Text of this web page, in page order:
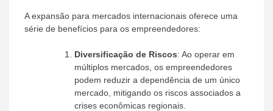
A expansão para mercados internacionais oferece uma
série de benefícios para os empreendedores:
Diversificação de Riscos: Ao operar em
múltiplos mercados, os empreendedores
podem reduzir a dependência de um único
mercado, mitigando os riscos associados a
crises econômicas regionais.